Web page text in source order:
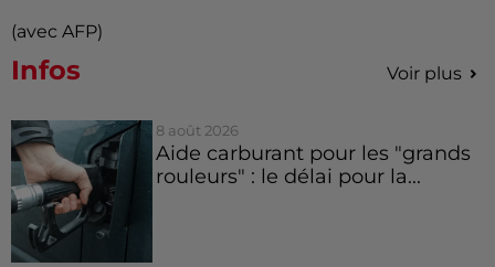
(avec AFP)
Infos Voir plus
8 août 2026
Aide carburant pour les "grands
rouleurs" : le délai pour la...